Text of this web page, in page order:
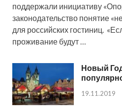
поддержали инициативу
законодательство понятие
для российских гостиниц.
проживание будут …
Новый
19.11.2019